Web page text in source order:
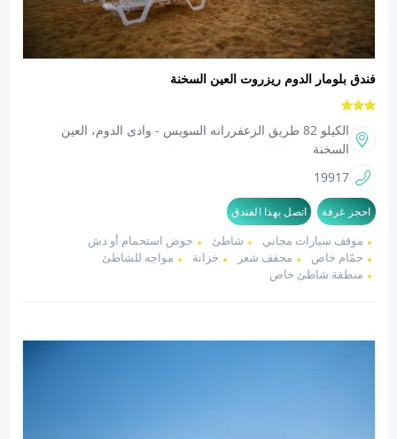
فندق بلومار الدوم ريزروت العين السخنة
الكيلو 82 طريق الزعفررانه السويس - وادى الدوم، العين
السخنة
19917
احجز غرفة اتصل بهذا الفندق
موقف سيارات مجاني شاطئ
حوض استحمام أو دش
حمّام خاص
مجفف شعر خزانة
مواجه للشاطئ
منطقة شاطئ خاص